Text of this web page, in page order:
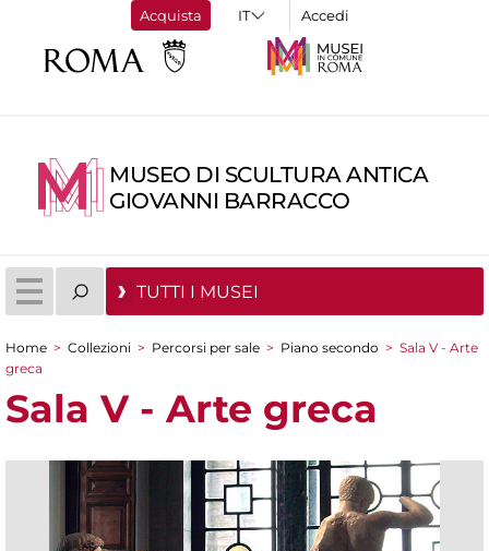
Acquista Accedi
MUSEO DI SCULTURA ANTICA
GIOVANNI BARRACCO
TUTTI I MUSEI
Tu sei qui
Home > Collezioni > Percorsi per sale > Piano secondo > Sala V - Arte
greca
Sala V - Arte greca